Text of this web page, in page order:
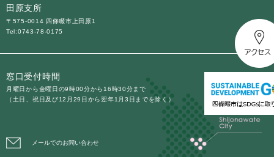
田原支所
〒575-0014 四條畷市上田原1
Tel:0743-78-0175
窓口受付時間
月曜日から金曜日の9時00分から16時30分まで
（土日、祝日及び12月29日から翌年1月3日までを除く）
メールでのお問い合わせ